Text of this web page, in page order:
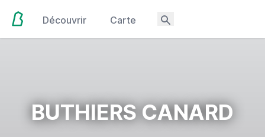
Découvrir Carte
BUTHIERS CANARD